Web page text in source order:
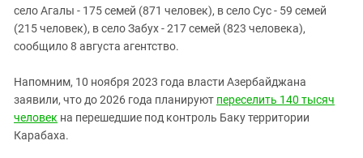
село Агалы - 175 семей (871 человек), в село Сус - 59 семей
(215 человек), в село Забух - 217 семей (823 человека),
сообщило 8 августа агентство.
Напомним, 10 ноября 2023 года власти Азербайджана
заявили, что до 2026 года планируют переселить 140 тысяч
человек на перешедшие под контроль Баку территории
Карабаха.